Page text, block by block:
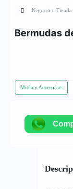
Negocio o Tienda
Bermudas
Moda y Accesorios